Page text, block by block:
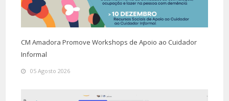
CM Amadora Promove Workshops de Apoio ao Cuidador
Informal
05 Agosto 2026